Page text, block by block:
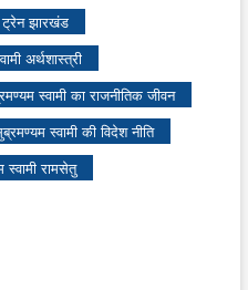
ट्रेन झारखंड
अर्थशास्त्री
स्वामी का राजनीतिक जीवन
स्वामी की विदेश नीति
रामसेतु